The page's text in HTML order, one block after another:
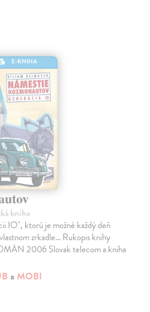
E-KNIHA
kniha
IO", ktorú je možné každý deň
zrkadle... Rukopis knihy
2006 Slovak telecom a kniha
a MOBI